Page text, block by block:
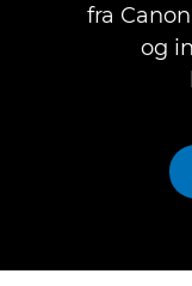
fra
og